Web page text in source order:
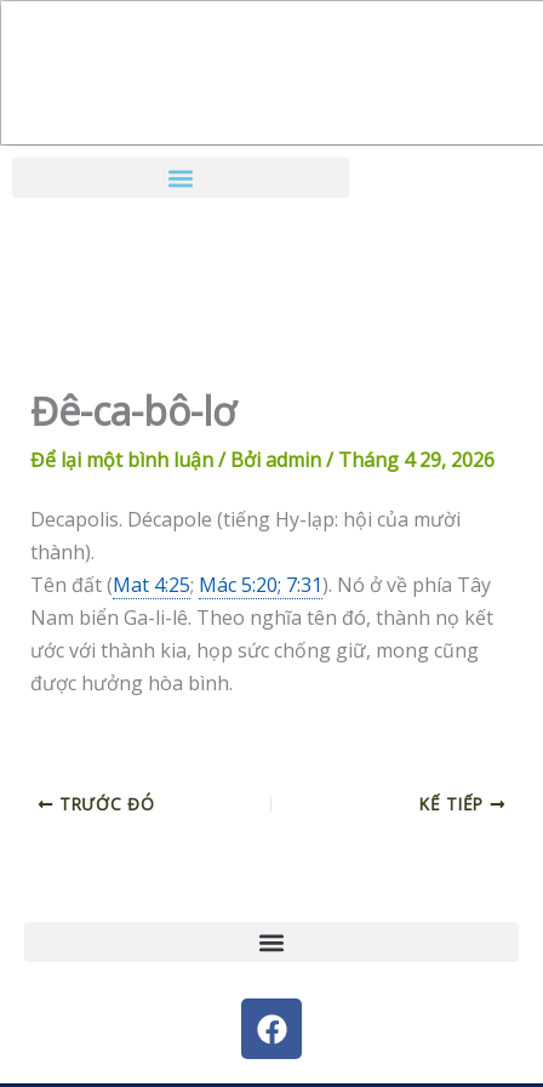
Đê-ca-bô-lơ
Để lại một bình luận/ Bởiadmin/Tháng 4 29, 2026
Decapolis. Décapole (tiếng Hy-lạp: hội của mười
thành).
Tên đất (Mat 4:25; Mác 5:20; 7:31). Nó ở về phía Tây
Nam biển Ga-li-lê. Theo nghĩa tên đó, thành nọ kết
ước với thành kia, họp sức chống giữ, mong cũng
được hưởng hòa bình.
TRƯỚC ĐÓ KẾ TIẾP
F
a
c